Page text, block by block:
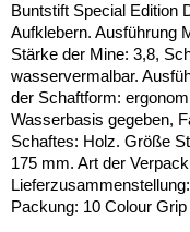
Buntstift Special Edition
Aufklebern. Ausführung
Stärke der Mine: 3,8,
wasservermalbar.
der Schaftform:
Wasserbasis gegeben,
Schaftes: Holz. Größe
175 mm. Art der
Packung: 10 Colour